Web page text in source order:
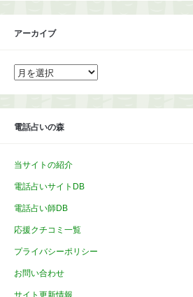
アーカイブ
ア
ー
イ
電話占いの森
当サイトの紹介
電話占いサイトDB
電話占い師DB
応援クチコミ一覧
プライバシーポリシー
お問い合わせ
サイト更新情報